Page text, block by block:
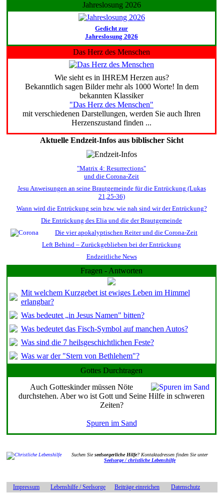
Jahreslosung 2026
Gedicht zur
Jahreslosung 2026
Das Herz des Menschen
Wie sieht es in IHREM Herzen aus?
Bekanntlich sagen Bilder mehr als 1000 Worte! In dem
bekannten Klassiker
"Das Herz des Menschen"
mit verschiedenen Darstellungen, werden Sie auch Ihren
Herzenszustand finden ...
Aktuelle Endzeit-Infos aus biblischer Sicht
"Matrix 4: Resurrections"
und die Corona-Zeit
Jesu Anweisungen an seine Brautgemeinde für die Entrückung (Lukas
21,25-36)
Wann wird die Entrückung sein bzw. wie nah sind wir der Entrückung?
Die Entrückung des Elia und die der Brautgemeinde
Die vier apokalyptischen Reiter und die Corona-Zeit
Left Behind – Zurückgeblieben bei der Entrückung
Endzeitliche News
Fragen - Antworten
Mit welchem Kurzgebet ist ewiges Leben im Himmel
erlangbar?
Was bedeutet „in Jesus Namen" bitten?
Was bedeutet das Fisch-Symbol auf manchen Autos?
Was sind die 7 heilsgeschichtlichen Feste?
Was war der "Stern von Bethlehem"?
Gottes Durchtragen
Auch Gotteskinder müssen Nöte
durchstehen. Aber wo ist Gott und Seine Hilfe in schweren
Zeiten?
Spuren im Sand
Suchen Sieseelsorgerliche Hilfe? Kontaktadressen finden Sie unter
Seelsorge / christliche Lebenshilfe
Impressum Lebenshilfe / Seelsorge Beiträge einreichen Datenschutz